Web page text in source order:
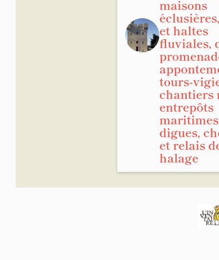
maisons
et haltes
fluviales,
tours-
chantiers
entrepôts
digues,
et relais
halage